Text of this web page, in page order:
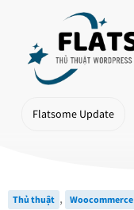
content
Flatsome Update
Thủ thuật , Woocommerce